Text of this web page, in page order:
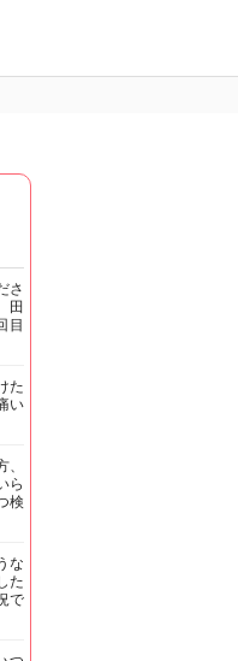
さ
田
目
た
い
ら
検
な
た
で